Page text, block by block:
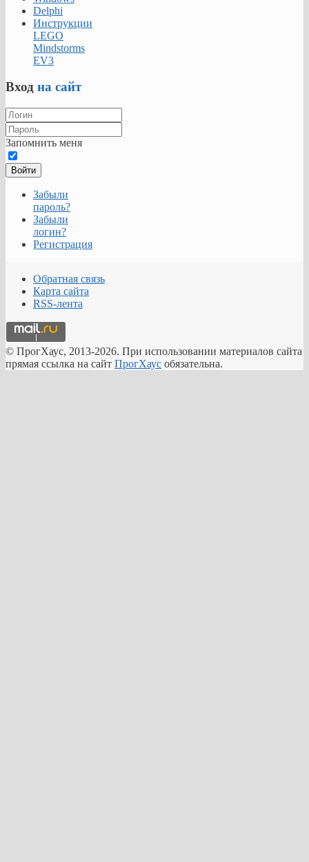
Delphi
Инструкции
LEGO
Mindstorms
EV3
Вход на сайт
Запомнить меня
Войти
Забыли
пароль?
Забыли
логин?
Регистрация
Обратная связь
Карта сайта
RSS-лента
© ПрогХаус, 2013-2026. При использовании материалов сайта
прямая ссылка на сайт ПрогХаус обязательна.